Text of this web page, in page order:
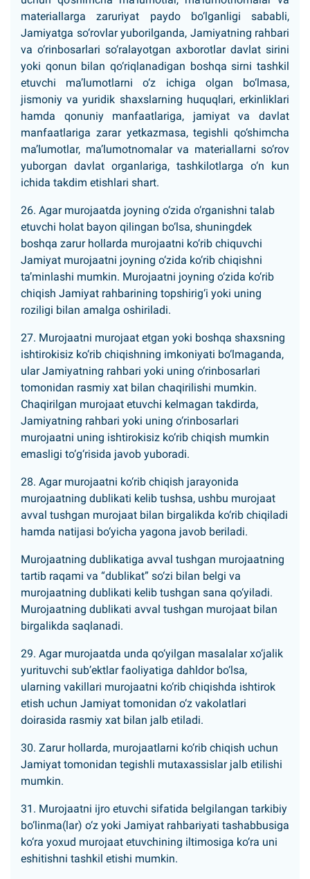
materiallarga zaruriyat paydo bo‘lganligi sababli,
Jamiyatga so‘rovlar yuborilganda, Jamiyatning rahbari
va o‘rinbosarlari so‘ralayotgan axborotlar davlat sirini
yoki qonun bilan qo‘riqlanadigan boshqa sirni tashkil
etuvchi ma’lumotlarni o‘z ichiga olgan bo‘lmasa,
jismoniy va yuridik shaxslarning huquqlari, erkinliklari
hamda qonuniy manfaatlariga, jamiyat va davlat
manfaatlariga zarar yetkazmasa, tegishli qo‘shimcha
ma’lumotlar, ma’lumotnomalar va materiallarni so‘rov
yuborgan davlat organlariga, tashkilotlarga o‘n kun
ichida takdim etishlari shart.
26. Agar murojaatda joyning o‘zida o‘rganishni talab
etuvchi holat bayon qilingan bo‘lsa, shuningdek
boshqa zarur hollarda murojaatni ko‘rib chiquvchi
Jamiyat murojaatni joyning o‘zida ko‘rib chiqishni
ta’minlashi mumkin. Murojaatni joyning o‘zida ko‘rib
chiqish Jamiyat rahbarining topshirig‘i yoki uning
roziligi bilan amalga oshiriladi.
27. Murojaatni murojaat etgan yoki boshqa shaxsning
ishtirokisiz ko‘rib chiqishning imkoniyati bo‘lmaganda,
ular Jamiyatning rahbari yoki uning o‘rinbosarlari
tomonidan rasmiy xat bilan chaqirilishi mumkin.
Chaqirilgan murojaat etuvchi kelmagan takdirda,
Jamiyatning rahbari yoki uning o‘rinbosarlari
murojaatni uning ishtirokisiz ko‘rib chiqish mumkin
emasligi to‘g‘risida javob yuboradi.
28. Agar murojaatni ko‘rib chiqish jarayonida
murojaatning dublikati kelib tushsa, ushbu murojaat
avval tushgan murojaat bilan birgalikda ko‘rib chiqiladi
hamda natijasi bo‘yicha yagona javob beriladi.
Murojaatning dublikatiga avval tushgan murojaatning
tartib raqami va “dublikat” so‘zi bilan belgi va
murojaatning dublikati kelib tushgan sana qo‘yiladi.
Murojaatning dublikati avval tushgan murojaat bilan
birgalikda saqlanadi.
29. Agar murojaatda unda qo‘yilgan masalalar xo‘jalik
yurituvchi sub’ektlar faoliyatiga dahldor bo‘lsa,
ularning vakillari murojaatni ko‘rib chiqishda ishtirok
etish uchun Jamiyat tomonidan o‘z vakolatlari
doirasida rasmiy xat bilan jalb etiladi.
30. Zarur hollarda, murojaatlarni ko‘rib chiqish uchun
Jamiyat tomonidan tegishli mutaxassislar jalb etilishi
mumkin.
31. Murojaatni ijro etuvchi sifatida belgilangan tarkibiy
bo‘linma(lar) o‘z yoki Jamiyat rahbariyati tashabbusiga
ko‘ra yoxud murojaat etuvchining iltimosiga ko‘ra uni
eshitishni tashkil etishi mumkin.